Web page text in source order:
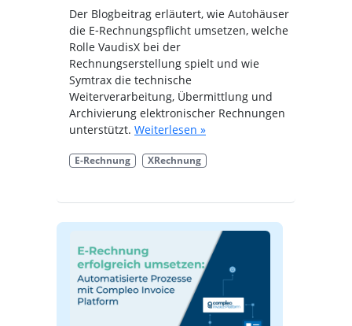
Der Blogbeitrag erläutert, wie Autohäuser
die E‑Rechnungspflicht umsetzen, welche
Rolle VaudisX bei der
Rechnungserstellung spielt und wie
Symtrax die technische
Weiterverarbeitung, Übermittlung und
Archivierung elektronischer Rechnungen
unterstützt. Weiterlesen »
E-Rechnung XRechnung